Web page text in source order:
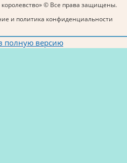
© Все права защищены.
и политика конфиденциальности
полную версию